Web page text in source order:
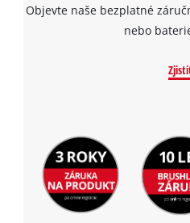
Objevte naše bezplatné
nebo